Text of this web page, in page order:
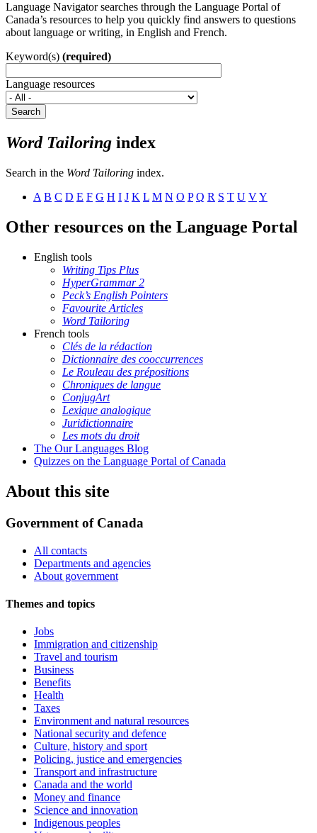
Language Navigator searches through the Language Portal of
Canada’s resources to help you quickly find answers to questions
about language or writing, in English and French.
Keyword(s) (required)
Language resources
Search
Word Tailoring index
Search in the Word Tailoring index.
A B C D E F G H I J K L M N O P Q R S T U VY
Other resources on the Language Portal
English tools
Writing Tips Plus
HyperGrammar 2
Peck’s English Pointers
Favourite Articles
Word Tailoring
French tools
Clés de la rédaction
Dictionnaire des cooccurrences
Le Rouleau des prépositions
Chroniques de langue
ConjugArt
Lexique analogique
Juridictionnaire
Les mots du droit
The Our Languages Blog
Quizzes on the Language Portal of Canada
About this site
Government of Canada
All contacts
Departments and agencies
About government
Themes and topics
Jobs
Immigration and citizenship
Travel and tourism
Business
Benefits
Health
Taxes
Environment and natural resources
National security and defence
Culture, history and sport
Policing, justice and emergencies
Transport and infrastructure
Canada and the world
Money and finance
Science and innovation
Indigenous peoples